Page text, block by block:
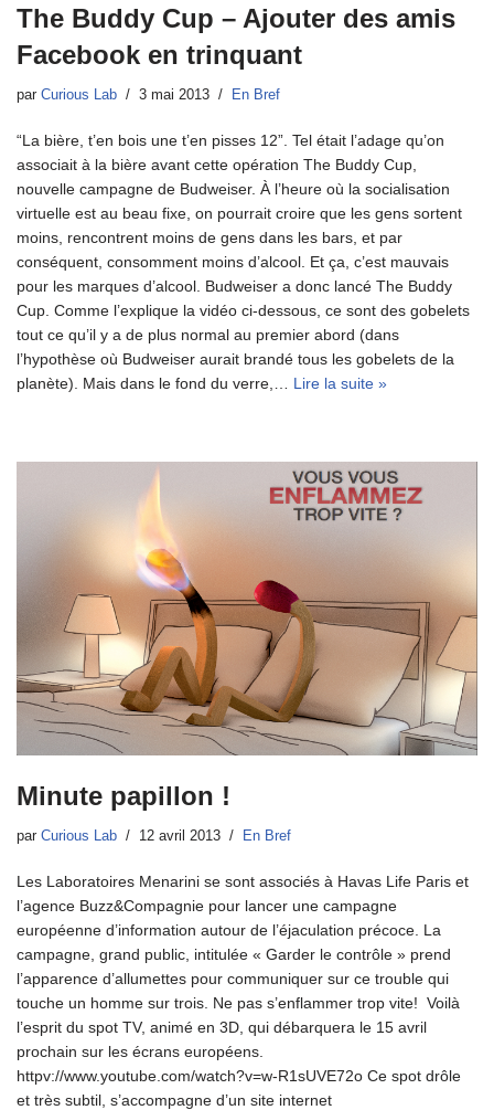
The Buddy Cup – Ajouter des amis
Facebook en trinquant
par Curious Lab 3 mai 2013 En Bref
“La bière, t’en bois une t’en pisses 12”. Tel était l’adage qu’on
associait à la bière avant cette opération The Buddy Cup,
nouvelle campagne de Budweiser. À l’heure où la socialisation
virtuelle est au beau fixe, on pourrait croire que les gens sortent
moins, rencontrent moins de gens dans les bars, et par
conséquent, consomment moins d’alcool. Et ça, c’est mauvais
pour les marques d’alcool. Budweiser a donc lancé The Buddy
Cup. Comme l’explique la vidéo ci-dessous, ce sont des gobelets
tout ce qu’il y a de plus normal au premier abord (dans
l’hypothèse où Budweiser aurait brandé tous les gobelets de la
planète). Mais dans le fond du verre,… Lire la suite »
Minute papillon !
par Curious Lab 12 avril 2013 En Bref
Les Laboratoires Menarini se sont associés à Havas Life Paris et
l’agence Buzz&Compagnie pour lancer une campagne
européenne d’information autour de l’éjaculation précoce. La
campagne, grand public, intitulée « Garder le contrôle » prend
l’apparence d’allumettes pour communiquer sur ce trouble qui
touche un homme sur trois. Ne pas s’enflammer trop vite! Voilà
l’esprit du spot TV, animé en 3D, qui débarquera le 15 avril
prochain sur les écrans européens.
httpv://www.youtube.com/watch?v=w-R1sUVE72o Ce spot drôle
et très subtil, s’accompagne d’un site internet